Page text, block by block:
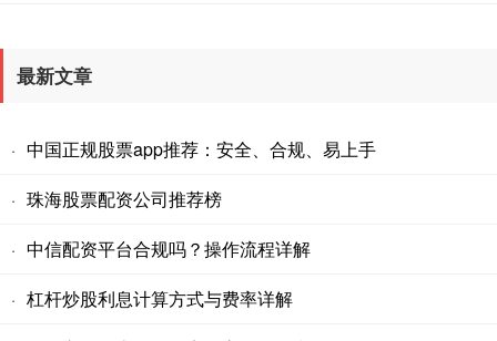
最新文章
· 中国正规股票app推荐：安全、合规、易上手
· 珠海股票配资公司推荐榜
· 中信配资平台合规吗？操作流程详解
· 杠杆炒股利息计算方式与费率详解